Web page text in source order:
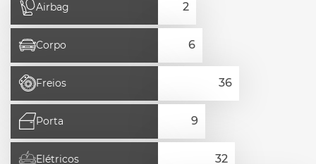
Airbag
Corpo
Freios
Porta
Elétricos